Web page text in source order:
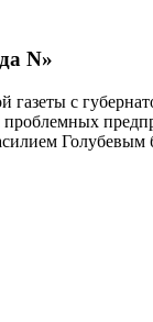
N»
газеты с